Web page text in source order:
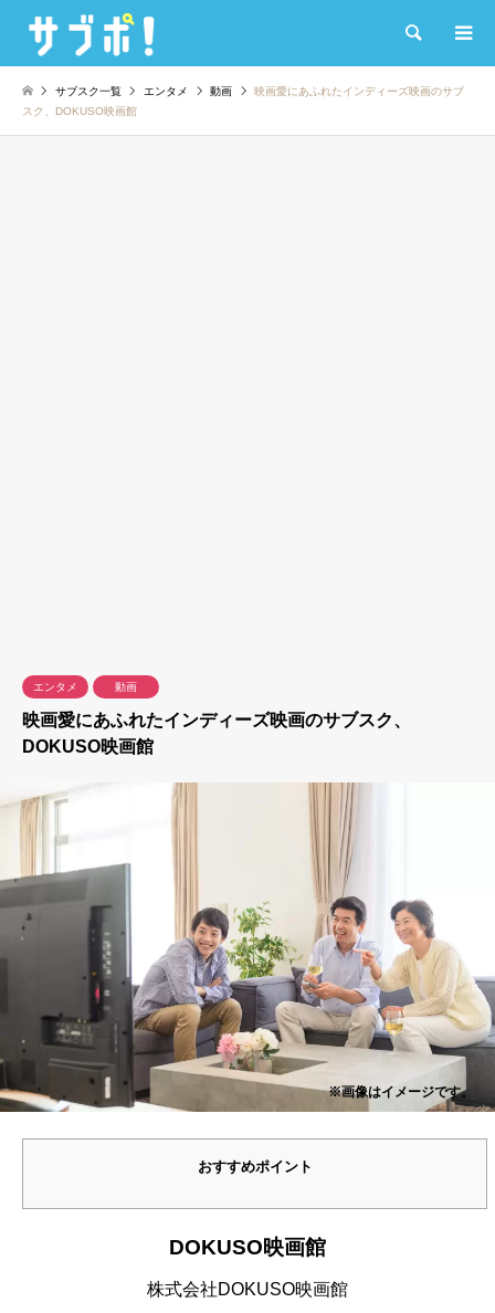
検索
サブスク一覧 エンタメ 動画
映画愛にあふれたインディーズ映画のサブ
スク、DOKUSO映画館
エンタメ 動画
映画愛にあふれたインディーズ映画のサブスク、
DOKUSO映画館
※画像はイメージです。
おすすめポイント
DOKUSO映画館
株式会社DOKUSO映画館